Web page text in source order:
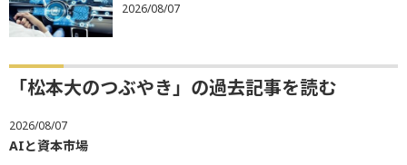
2026/08/07
「松本大のつぶやき」の過去記事を読む
2026/08/07
AIと資本市場